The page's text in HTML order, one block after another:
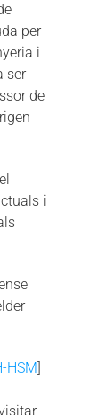
per
i
ser
de
i
HSM]